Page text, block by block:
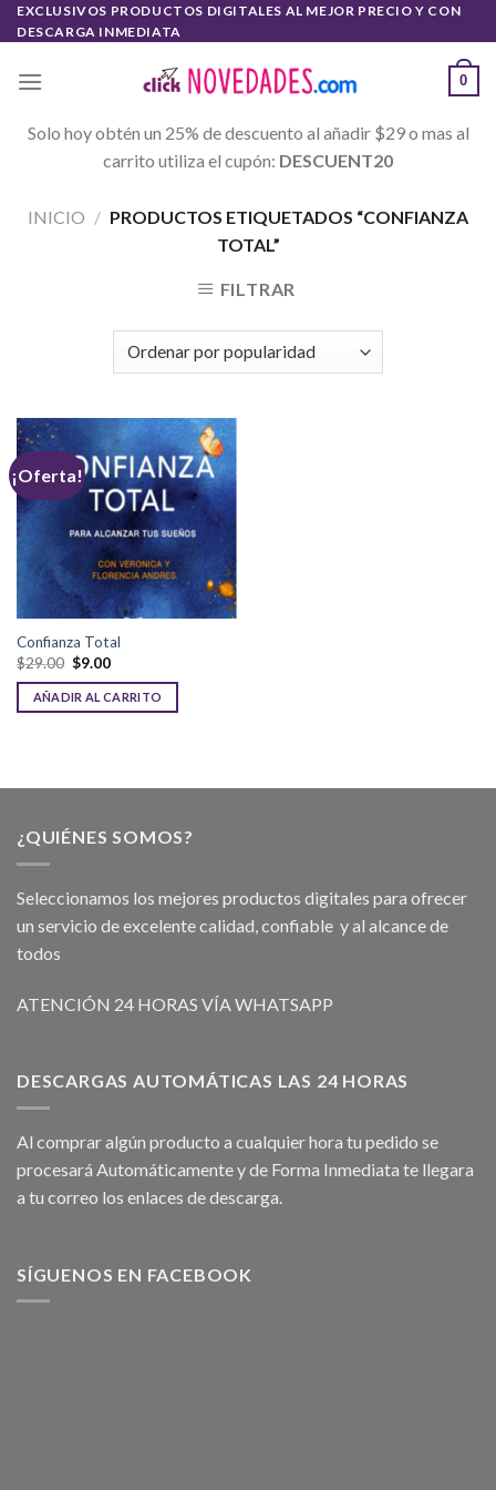
Skip
to
EXCLUSIVOS PRODUCTOS DIGITALES AL MEJOR PRECIO Y CON
DESCARGA INMEDIATA
0
Solo hoy obtén un 25% de descuento al añadir $29 o mas al
carrito utiliza el cupón: DESCUENT20
INICIO / PRODUCTOS ETIQUETADOS “CONFIANZA
TOTAL”
FILTRAR
¡Oferta!
Confianza Total
$29.00 $9.00
AÑADIR AL CARRITO
¿QUIÉNES SOMOS?
Seleccionamos los mejores productos digitales para ofrecer
un servicio de excelente calidad, confiable y al alcance de
todos
ATENCIÓN 24 HORAS VÍA WHATSAPP
DESCARGAS AUTOMÁTICAS LAS 24 HORAS
Al comprar algún producto a cualquier hora tu pedido se
procesará Automáticamente y de Forma Inmediata te llegara
a tu correo los enlaces de descarga.
SÍGUENOS EN FACEBOOK